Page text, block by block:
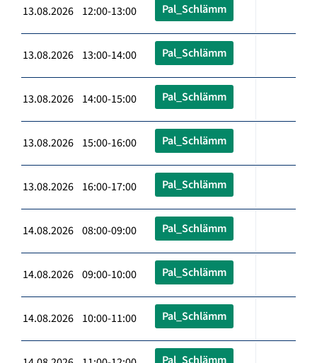
13.08.2026 12:00-13:00 Pal_Schlämm
13.08.2026 13:00-14:00 Pal_Schlämm
13.08.2026 14:00-15:00 Pal_Schlämm
13.08.2026 15:00-16:00 Pal_Schlämm
13.08.2026 16:00-17:00 Pal_Schlämm
14.08.2026 08:00-09:00 Pal_Schlämm
14.08.2026 09:00-10:00 Pal_Schlämm
14.08.2026 10:00-11:00 Pal_Schlämm